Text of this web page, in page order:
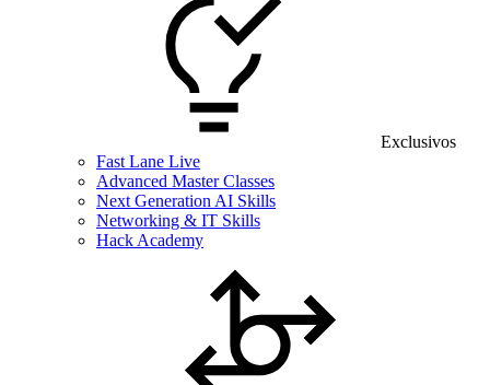
Exclusivos
Fast Lane Live
Advanced Master Classes
Next Generation AI Skills
Networking & IT Skills
Hack Academy